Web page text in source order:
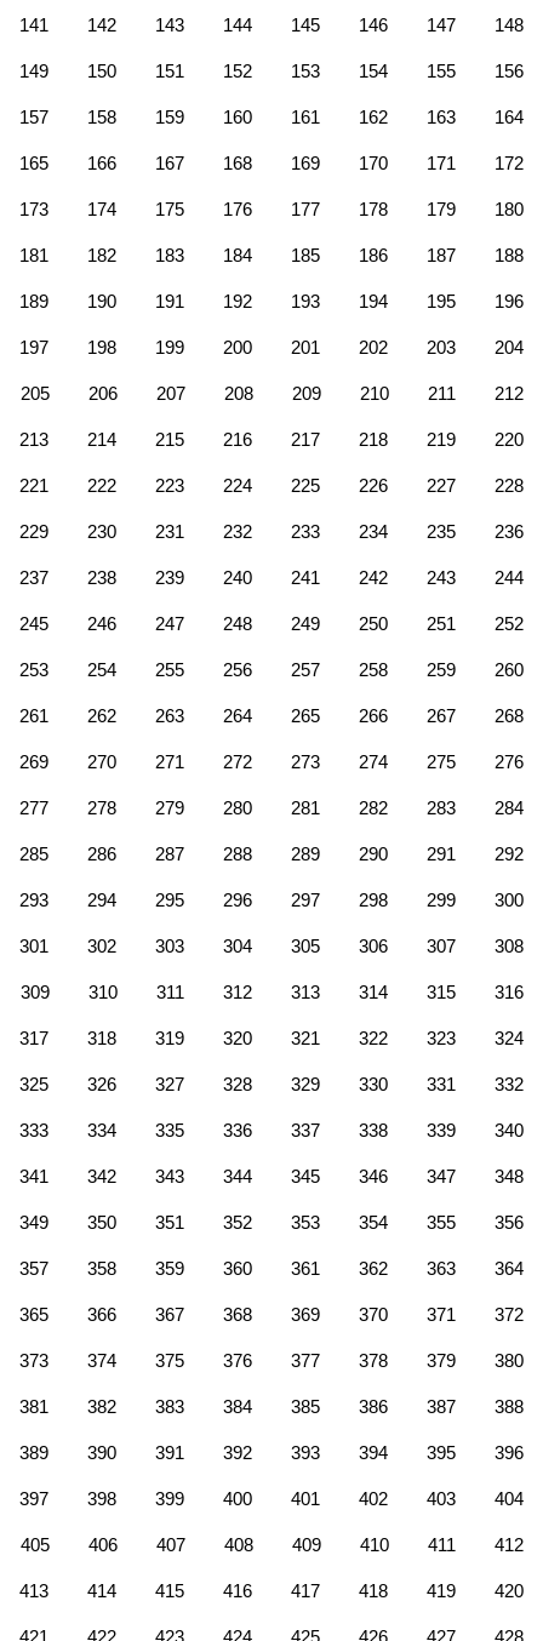
141 142 143 144 145 146 147 148
149 150 151 152 153 154 155 156
157 158 159 160 161 162 163 164
165 166 167 168 169 170 171 172
173 174 175 176 177 178 179 180
181 182 183 184 185 186 187 188
189 190 191 192 193 194 195 196
197 198 199 200 201 202 203 204
205 206 207 208 209 210 211 212
213 214 215 216 217 218 219 220
221 222 223 224 225 226 227 228
229 230 231 232 233 234 235 236
237 238 239 240 241 242 243 244
245 246 247 248 249 250 251 252
253 254 255 256 257 258 259 260
261 262 263 264 265 266 267 268
269 270 271 272 273 274 275 276
277 278 279 280 281 282 283 284
285 286 287 288 289 290 291 292
293 294 295 296 297 298 299 300
301 302 303 304 305 306 307 308
309 310 311 312 313 314 315 316
317 318 319 320 321 322 323 324
325 326 327 328 329 330 331 332
333 334 335 336 337 338 339 340
341 342 343 344 345 346 347 348
349 350 351 352 353 354 355 356
357 358 359 360 361 362 363 364
365 366 367 368 369 370 371 372
373 374 375 376 377 378 379 380
381 382 383 384 385 386 387 388
389 390 391 392 393 394 395 396
397 398 399 400 401 402 403 404
405 406 407 408 409 410 411 412
413 414 415 416 417 418 419 420